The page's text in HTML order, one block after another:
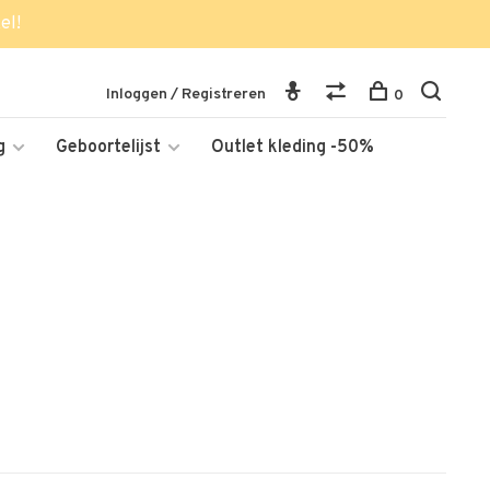
Geboortelijst Outlet kleding -50%
Inloggen / Registreren 0